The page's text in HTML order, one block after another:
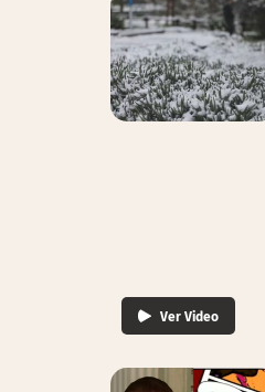
Ver Video